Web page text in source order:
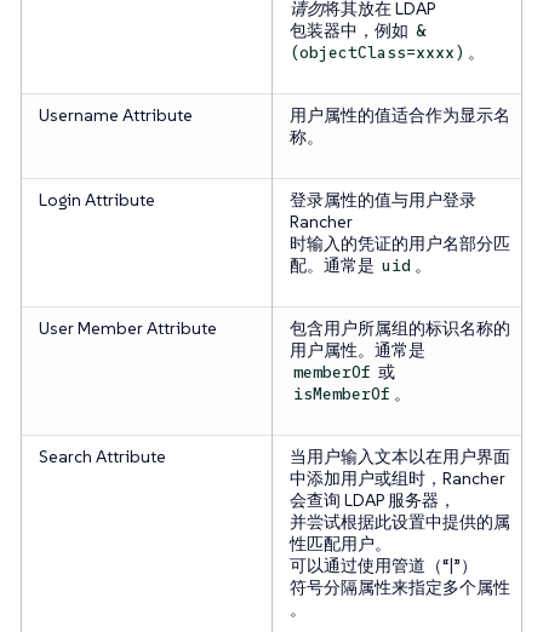
请勿将其放在 LDAP
包装器中，例如 &
(objectClass=xxxx) 。
Username Attribute
用户属性的值适合作为显示名
称。
Login Attribute
登录属性的值与用户登录
Rancher
时输入的凭证的用户名部分匹
配。通常是 uid 。
User Member Attribute
包含用户所属组的标识名称的
用户属性。通常是
memberOf 或
isMemberOf 。
Search Attribute
当用户输入文本以在用户界面
中添加用户或组时，Rancher
会查询 LDAP 服务器，
并尝试根据此设置中提供的属
性匹配用户。
可以通过使用管道（“|”）
符号分隔属性来指定多个属性
。